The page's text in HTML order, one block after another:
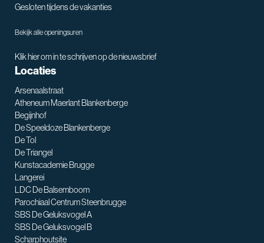
Gesloten tijdens de vakanties
Bekijk alle openingsuren
Klik hier om in te schrijven op de nieuwsbrief
Locaties
Arsenaalstraat
Atheneum Maerlant Blankenberge
Begijnhof
De Speeldoze Blankenberge
De Tol
De Triangel
Kunstacademie Brugge
Langerei
LDC De Balsemboom
Parochiaal Centrum Steenbrugge
SBS De Geluksvogel A
SBS De Geluksvogel B
Scharphoutsite
SNT assistent
Waarmee kan ik je helpen?